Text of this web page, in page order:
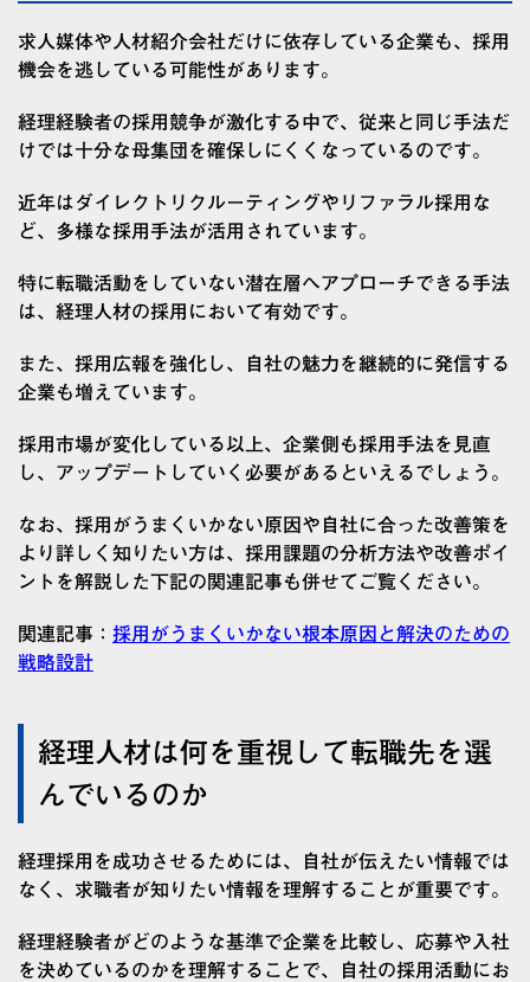
求人媒体や人材紹介会社だけに依存している企業も、採用
機会を逃している可能性があります。
経理経験者の採用競争が激化する中で、従来と同じ手法だ
けでは十分な母集団を確保しにくくなっているのです。
近年はダイレクトリクルーティングやリファラル採用な
ど、多様な採用手法が活用されています。
特に転職活動をしていない潜在層へアプローチできる手法
は、経理人材の採用において有効です。
また、採用広報を強化し、自社の魅力を継続的に発信する
企業も増えています。
採用市場が変化している以上、企業側も採用手法を見直
し、アップデートしていく必要があるといえるでしょう。
なお、採用がうまくいかない原因や自社に合った改善策を
より詳しく知りたい方は、採用課題の分析方法や改善ポイ
ントを解説した下記の関連記事も併せてご覧ください。
関連記事： 採用がうまくいかない根本原因と解決のための
戦略設計
経理人材は何を重視して転職先を選
んでいるのか
経理採用を成功させるためには、自社が伝えたい情報では
なく、求職者が知りたい情報を理解することが重要です。
経理経験者がどのような基準で企業を比較し、応募や入社
を決めているのかを理解することで、自社の採用活動にお